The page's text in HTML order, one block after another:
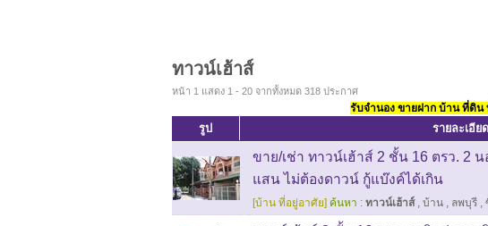
ทาวน์เฮ้าส์
หน้า 1 แสดง 1 - 20 จากทั้งหมด 318 ประกาศ
รับจำนอง ขายฝาก บ้าน ที่ดิน
รูป รายละเอียด
ขาย/เช่า ทาวน์เฮ้าส์ 2 ชั้น 16 ตรว. 2
แสน ไม่ต้องดาวน์ กู้แบ๊งค์ได้เกิน
[บ้าน ที่อยู่อาศัย] ค้นหา : ทาวน์เฮ้าส์, บ้าน , ลพบุรี ,